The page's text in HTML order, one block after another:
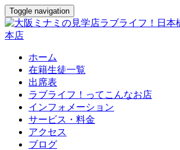
Toggle navigation
ホーム
在籍生徒一覧
出席表
ラブライフ！ってこんなお店
インフォメーション
サービス・料金
アクセス
ブログ